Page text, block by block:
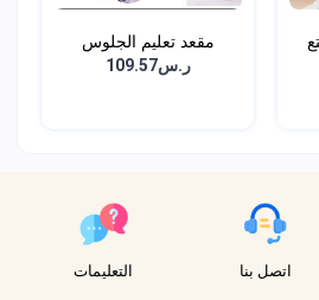
مقعد تعليم الجلوس
للاطف...
ر.س109.57
اتصل بنا التعليمات